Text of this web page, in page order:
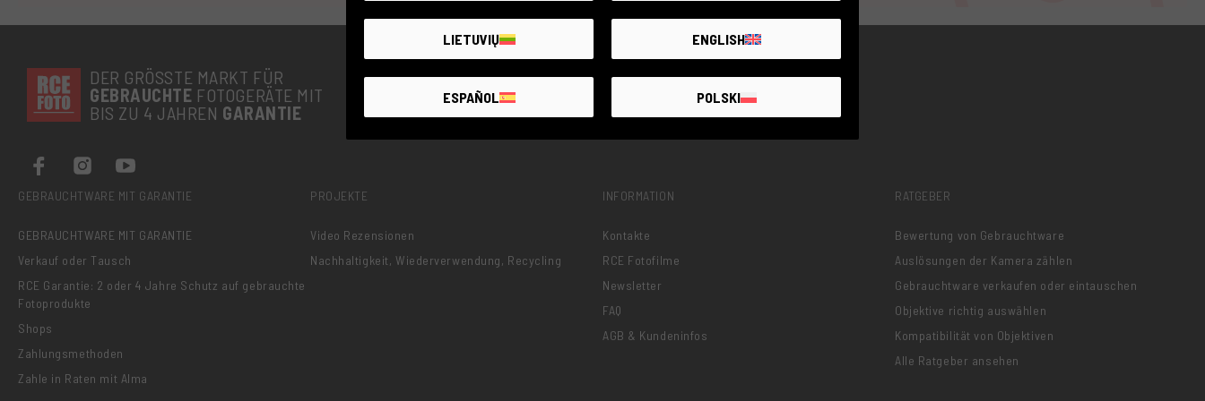
DER GRÖSSTE MARKT FÜR
GEBRAUCHTE FOTOGERÄTE MIT
BIS ZU 4 JAHREN GARANTIE
GEBRAUCHTWARE MIT GARANTIE
GEBRAUCHTWARE MIT GARANTIE
Verkauf oder Tausch
RCE Garantie: 2 oder 4 Jahre Schutz auf gebrauchte
Fotoprodukte
Shops
Zahlungsmethoden
Zahle in Raten mit Alma
PROJEKTE
Video Rezensionen
Nachhaltigkeit, Wiederverwendung, Recycling
INFORMATION
Kontakte
RCE Fotofilme
Newsletter
FAQ
AGB & Kundeninfos
RATGEBER
Bewertung von Gebrauchtware
Auslösungen der Kamera zählen
Gebrauchtware verkaufen oder eintauschen
Objektive richtig auswählen
Kompatibilität von Objektiven
Alle Ratgeber ansehen
LIETUVIŲ ENGLISH
ESPAÑOL POLSKI